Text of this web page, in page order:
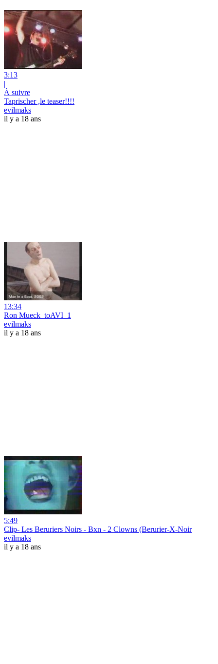
3:13
|
À suivre
Taprischer ,le teaser!!!!
evilmaks
il y a 18 ans
13:34
Ron Mueck_toAVI_1
evilmaks
il y a 18 ans
5:49
Clip- Les Beruriers Noirs - Bxn - 2 Clowns (Berurier-X-Noir
evilmaks
il y a 18 ans